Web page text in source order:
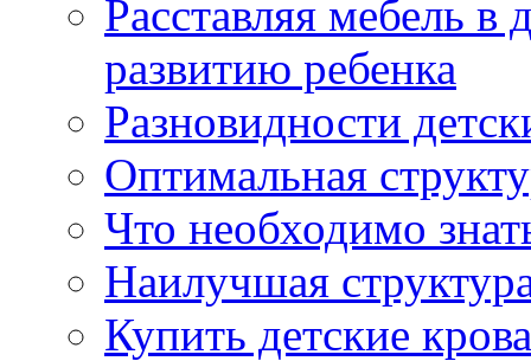
Расставляя мебель в
развитию ребенка
Разновидности
Оптимальная
Что необходимо
Наилучшая
Купить детские